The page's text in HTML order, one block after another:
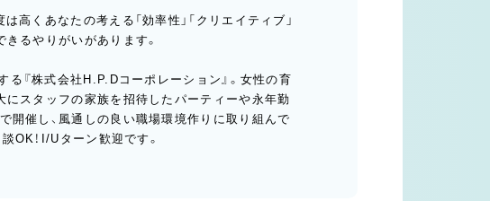
高くあなたの考える「効率性」「クリエイティブ」
きるやりがいがあります。
『株式会社H.P.Dコーポレーション』。女性の育
にスタッフの家族を招待したパーティーや永年勤
開催し、風通しの良い職場環境作りに取り組んで
OK！I/Uターン歓迎です。